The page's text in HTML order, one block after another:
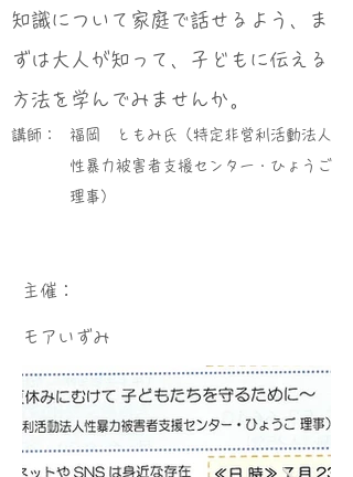
知識について家庭で話せるよう、ま
ずは大人が知って、子どもに伝える
方法を学んでみませんか。
講師：
福岡 ともみ氏（特定非営利活動法人
性暴力被害者支援センター・ひょうご
理事）
​主催：
モアいずみ